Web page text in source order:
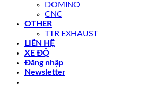
DOMINO
CNC
OTHER
TTR EXHAUST
LIÊN HỆ
XE ĐỘ
Đăng nhập
Newsletter